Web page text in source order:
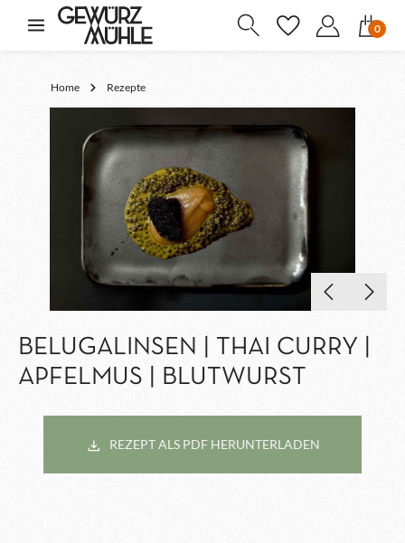
springen
0
Home Rezepte
BELUGALINSEN | THAI CURRY |
APFELMUS | BLUTWURST
REZEPT ALS PDF HERUNTERLADEN